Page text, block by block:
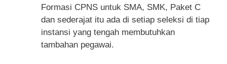
Formasi CPNS untuk SMA, SMK, Paket C
dan sederajat itu ada di setiap seleksi di tiap
instansi yang tengah membutuhkan
tambahan pegawai.